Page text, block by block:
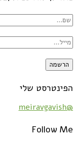
הפינטרסט שלי
@meiravgavish
Follow Me